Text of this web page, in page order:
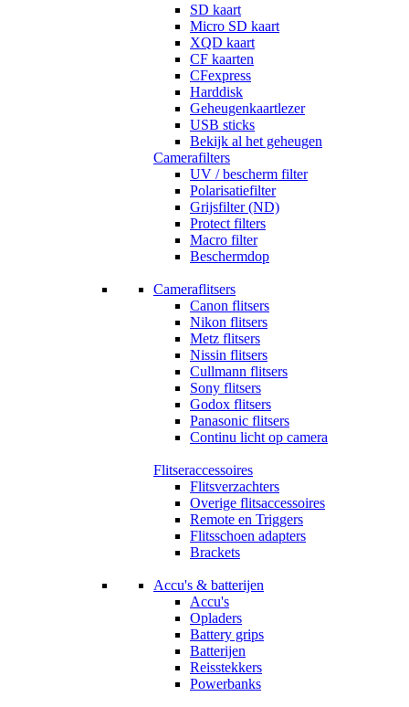
SD kaart
Micro SD kaart
XQD kaart
CF kaarten
CFexpress
Harddisk
Geheugenkaartlezer
USB sticks
Bekijk al het geheugen
Camerafilters
UV / bescherm filter
Polarisatiefilter
Grijsfilter (ND)
Protect filters
Macro filter
Beschermdop
Cameraflitsers
Canon flitsers
Nikon flitsers
Metz flitsers
Nissin flitsers
Cullmann flitsers
Sony flitsers
Godox flitsers
Panasonic flitsers
Continu licht op camera
Flitseraccessoires
Flitsverzachters
Overige flitsaccessoires
Remote en Triggers
Flitsschoen adapters
Brackets
Accu's & batterijen
Accu's
Opladers
Battery grips
Batterijen
Reisstekkers
Powerbanks